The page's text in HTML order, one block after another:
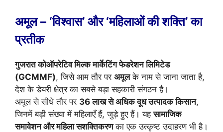
अमूल – ‘विश्वास’ और ‘महिलाओं की शक्ति’ का
प्रतीक
गुजरात कोऑपरेटिव मिल्क मार्केटिंग फेडरेशन लिमिटेड
(GCMMF), जिसे आम तौर पर अमूलके नाम से जाना जाता है,
देश के डेयरी क्षेत्र का सबसे बड़ा सहकारी संगठन है।
अमूल से सीधे तौर पर 36 लाख से अधिक दूध उत्पादक किसान,
जिनमें बड़ी संख्या में महिलाएँ हैं, जुड़े हुए हैं। यहसामाजिक
समावेशन और महिला सशक्तिकरणका एक उत्कृष्ट उदाहरण भी है।